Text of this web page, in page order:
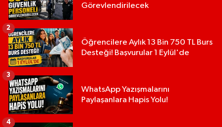
Görevlendirilecek
Öğrencilere Aylık 13 Bin 750 TL Burs
Desteği! Başvurular 1 Eylül'de
2
WhatsApp Yazışmalarını
Paylaşanlara Hapis Yolu!
3
4